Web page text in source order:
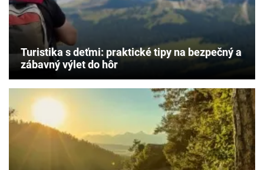
Dolomitoch
rozhodne
nemali
vynechať?
Turistika s deťmi: praktické tipy na bezpečný a
zábavný výlet do hôr